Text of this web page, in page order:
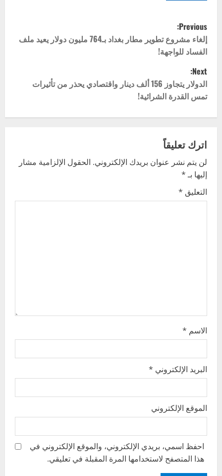
P
o
s
t
n
v
i
g
Previous:
إلغاء مشروع تطوير مطار بغداد بـ764 مليون دولار يعيد ملف
الفساد للواجهة!
Next:
الدولار يتجاوز 156 ألف دينار واقتصادي يحذر من تأثيرات
تمس القدرة الشرائية!
اترك تعليقاً
لن يتم نشر عنوان بريدك الإلكتروني. الحقول الإلزامية مشار
إليها بـ*
التعليق *
الاسم *
البريد الإلكتروني *
الموقع الإلكتروني
احفظ اسمي، بريدي الإلكتروني، والموقع الإلكتروني في
هذا المتصفح لاستخدامها المرة المقبلة في تعليقي.